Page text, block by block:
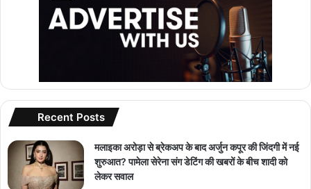
Recent Posts
मलाइका अरोड़ा से ब्रेकअप के बाद अर्जुन कपूर की जिंदगी में नई
शुरुआत? पामेला सेरेना संग डेटिंग की खबरों के बीच शादी को
लेकर सवाल